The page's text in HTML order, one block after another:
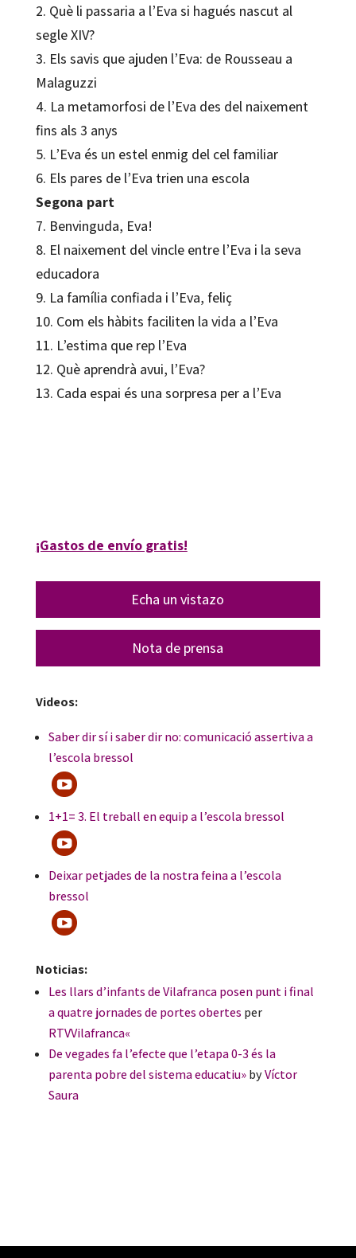
2. Què li passaria a l’Eva si hagués nascut al
segle XIV?
3. Els savis que ajuden l’Eva: de Rousseau a
Malaguzzi
4. La metamorfosi de l’Eva des del naixement
fins als 3 anys
5. L’Eva és un estel enmig del cel familiar
6. Els pares de l’Eva trien una escola
Segona part
7. Benvinguda, Eva!
8. El naixement del vincle entre l’Eva i la seva
educadora
9. La família confiada i l’Eva, feliç
10. Com els hàbits faciliten la vida a l’Eva
11. L’estima que rep l’Eva
12. Què aprendrà avui, l’Eva?
13. Cada espai és una sorpresa per a l’Eva
¡Gastos de envío gratis!
Echa un vistazo
Nota de prensa
Videos:
Saber dir sí i saber dir no: comunicació assertiva a
l’escola bressol
1+1= 3. El treball en equip a l’escola bressol
Deixar petjades de la nostra feina a l’escola
bressol
Noticias:
Les llars d’infants de Vilafranca posen punt i final
a quatre jornades de portes obertes per
RTVVilafranca«
De vegades fa l’efecte que l’etapa 0-3 és la
parenta pobre del sistema educatiu»byVíctor
Saura